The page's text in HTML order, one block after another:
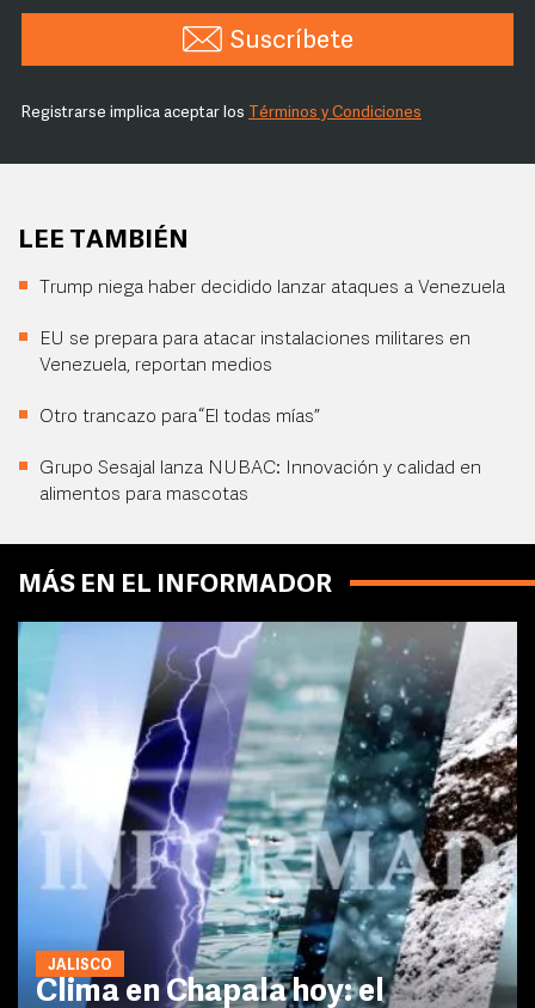
Suscríbete
Registrarse implica aceptar los Términos y Condiciones
LEE TAMBIÉN
Trump niega haber decidido lanzar ataques a Venezuela
EU se prepara para atacar instalaciones militares en
Venezuela, reportan medios
Otro trancazo para “El todas mías”
Grupo Sesajal lanza NUBAC: Innovación y calidad en
alimentos para mascotas
MÁS EN EL INFORMADOR
JALISCO
Clima en Chapala hoy: el